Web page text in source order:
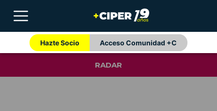
Hazte Socio Acceso Comunidad +C
RADAR